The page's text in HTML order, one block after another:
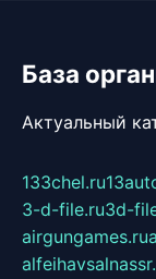
База
Актуальный
133chel.ru
3-d-file.ru3d-
airgungames.ru